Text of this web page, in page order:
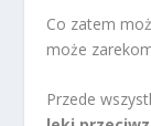
Co zatem
może
Przede